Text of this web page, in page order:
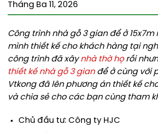
Tháng Ba 11, 2026
Công trình nhà gỗ 3 gian để ở
mình thiết kế cho khách hàng tại
công trình đã xâynhà thờ họrồi
thiết kế nhà gỗ 3 gianđể ở cùng với
Vtkong đã lên phương án thiết kế
và chia sẻ cho các bạn cùng tham
Chủ đầu tư: Công ty HJC